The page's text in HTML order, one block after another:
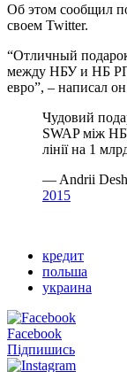
Об этом сообщил
своем Twitter.
“Отличный
между НБУ и НБ РП
евро”, – написал
Чудовий
SWAP між
лінії на 1
— Andrii
2015
кредит
польша
украина
Facebook
Підпишись